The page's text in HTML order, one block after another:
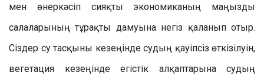
мен өнеркәсіп сияқты экономиканың маңызды
салаларының тұрақты дамуына негіз қаланып отыр.
Сіздер су тасқыны кезеңінде судың қауіпсіз өткізілуін,
вегетация кезеңінде егістік алқаптарына судың